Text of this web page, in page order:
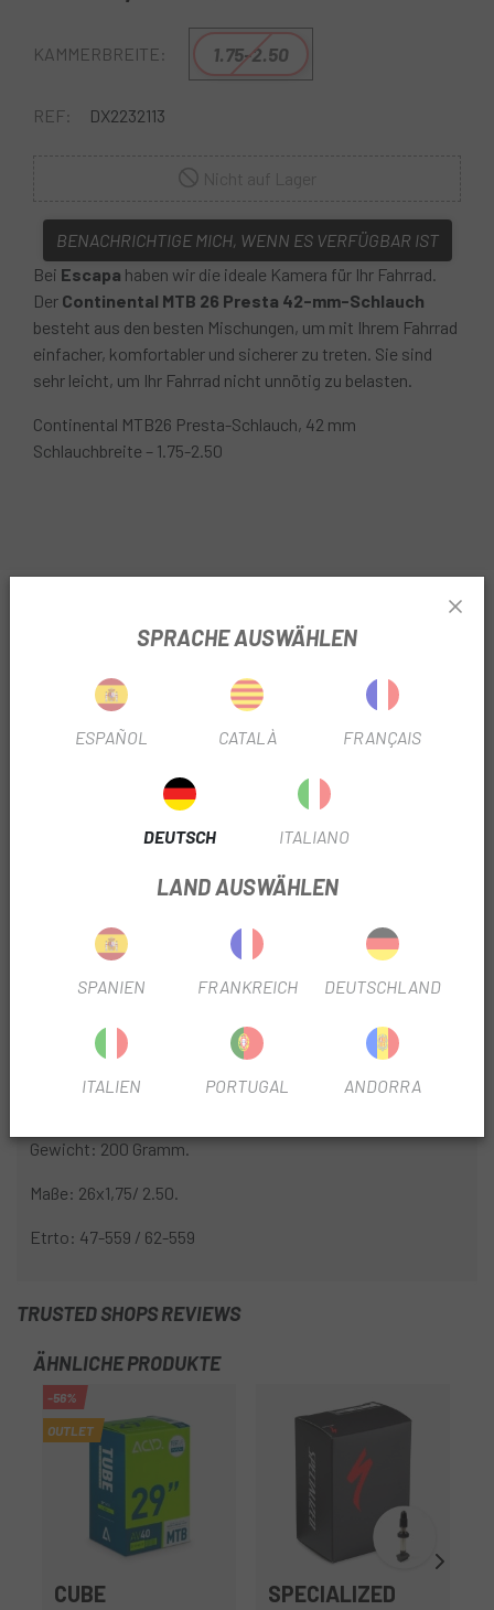
KAMMERBREITE: 1.75-2.50
REF: DX2232113
BENACHRICHTIGE MICH, WENN ES VERFÜGBAR IST
Bei Escapa haben wir die ideale Kamera für Ihr Fahrrad.
Der Continental MTB 26 Presta 42-mm-Schlauch
besteht aus den besten Mischungen, um mit Ihrem Fahrrad
einfacher, komfortabler und sicherer zu treten. Sie sind
sehr leicht, um Ihr Fahrrad nicht unnötig zu belasten.
Continental MTB26 Presta-Schlauch, 42 mm
Schlauchbreite – 1.75-2.50
INFORMATIONEN ÜBER UNS CONTINENTAL MTB
26 PRESTA 42 MM SCHLAUCH
PRODUKTBLATT
DURCHMESSER
Leihen
VENTILLÄNGE 42mm
PRODUKTINFORMATION
Radgröße: 26''
Hochwertige Butylkammer. Ermöglicht hohen
Inflationsdruck.
Gewicht: 200 Gramm.
Maße: 26x1,75/ 2.50.
Etrto: 47-559 / 62-559
TRUSTED SHOPS REVIEWS
ÄHNLICHE PRODUKTE
-56%
OUTLET
CUBE SPECIALIZED
SPRACHE AUSWÄHLEN
ESPAÑOL CATALÀ FRANÇAIS
DEUTSCH ITALIANO
LAND AUSWÄHLEN
SPANIEN FRANKREICH DEUTSCHLAND
ITALIEN PORTUGAL ANDORRA